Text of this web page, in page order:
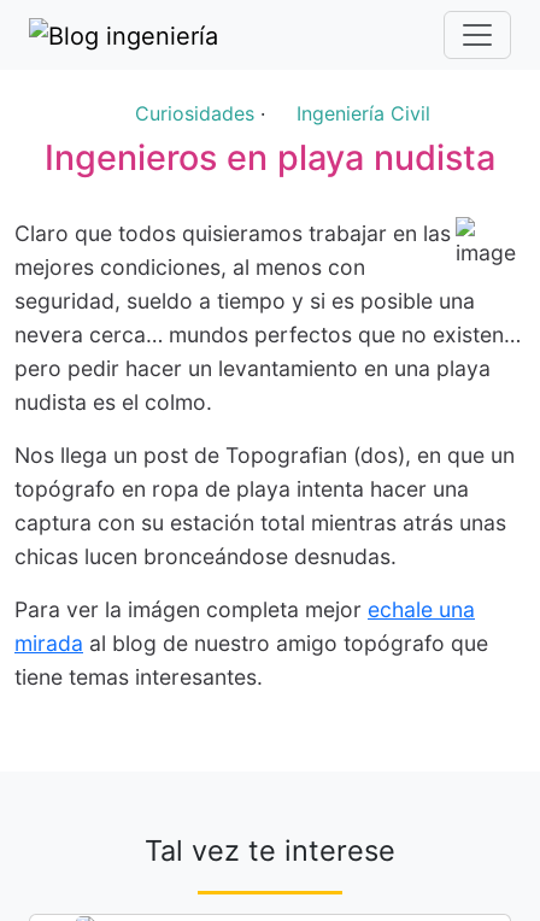
Curiosidades · Ingeniería Civil
Ingenieros en playa nudista
Claro que todos quisieramos trabajar en las
mejores condiciones, al menos con
seguridad, sueldo a tiempo y si es posible una
nevera cerca… mundos perfectos que no existen…
pero pedir hacer un levantamiento en una playa
nudista es el colmo.
Nos llega un post de Topografian (dos), en que un
topógrafo en ropa de playa intenta hacer una
captura con su estación total mientras atrás unas
chicas lucen bronceándose desnudas.
Para ver la imágen completa mejor echale una
mirada al blog de nuestro amigo topógrafo que
tiene temas interesantes.
Tal vez te interese